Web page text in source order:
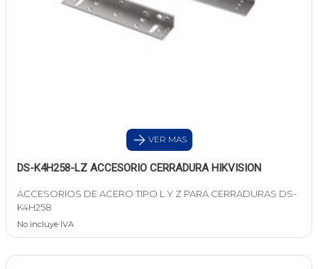
VER MAS
DS-K4H258-LZ ACCESORIO CERRADURA HIKVISION
ACCESORIOS DE ACERO TIPO L Y Z PARA CERRADURAS DS-
K4H258
No incluye IVA